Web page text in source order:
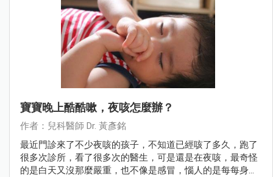
寶寶晚上酷酷嗽，夜咳怎麼辦？
作者：兒科醫師 Dr. 黃彥銘
最近門診來了不少夜咳的孩子，不知道已經咳了多久，跑了
很多次診所，看了很多次的醫生，可是還是在夜咳，最奇怪
的是白天又沒那麼嚴重，也不像是感冒，惱人的是每每身體